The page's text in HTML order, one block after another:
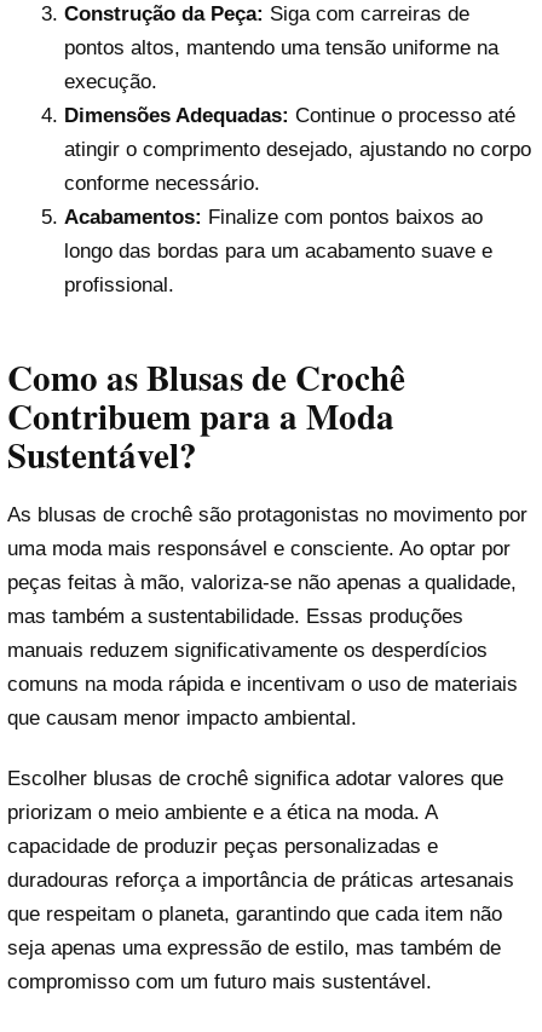
Construção da Peça: Siga com carreiras de
pontos altos, mantendo uma tensão uniforme na
execução.
Dimensões Adequadas: Continue o processo até
atingir o comprimento desejado, ajustando no corpo
conforme necessário.
Acabamentos: Finalize com pontos baixos ao
longo das bordas para um acabamento suave e
profissional.
Como as Blusas de Crochê
Contribuem para a Moda
Sustentável?
As blusas de crochê são protagonistas no movimento por
uma moda mais responsável e consciente. Ao optar por
peças feitas à mão, valoriza-se não apenas a qualidade,
mas também a sustentabilidade. Essas produções
manuais reduzem significativamente os desperdícios
comuns na moda rápida e incentivam o uso de materiais
que causam menor impacto ambiental.
Escolher blusas de crochê significa adotar valores que
priorizam o meio ambiente e a ética na moda. A
capacidade de produzir peças personalizadas e
duradouras reforça a importância de práticas artesanais
que respeitam o planeta, garantindo que cada item não
seja apenas uma expressão de estilo, mas também de
compromisso com um futuro mais sustentável.